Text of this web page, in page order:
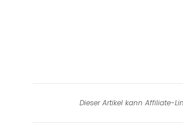
Dieser Artikel kann Affiliate-